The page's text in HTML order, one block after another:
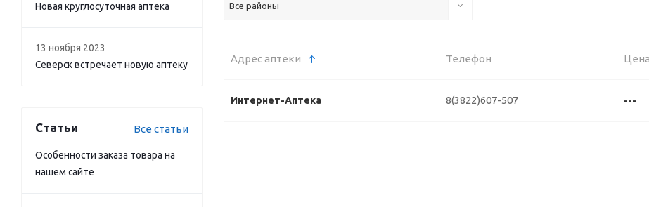
Все районы
Адрес аптеки Телефон Цена
Интернет-Аптека 8(3822)607-507 ---
Новая круглосуточная аптека
13 ноября 2023
Северск встречает новую аптеку
Статьи Все статьи
Особенности заказа товара на
нашем сайте